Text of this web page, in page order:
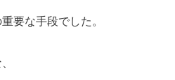
要な手段でした。